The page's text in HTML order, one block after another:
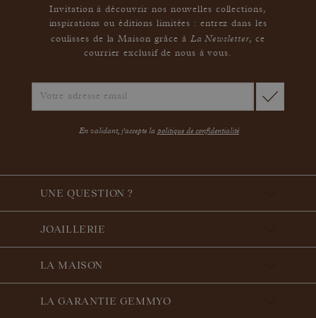
Invitation à découvrir nos nouvelles collections,
inspirations ou éditions limitées : entrez dans les
coulisses de la Maison grâce à La Newsletter,ce
courrier exclusif de nous à vous.
En validant, j'accepte la politique de confidentialité
UNE QUESTION ?
JOAILLERIE
LA MAISON
LA GARANTIE GEMMYO